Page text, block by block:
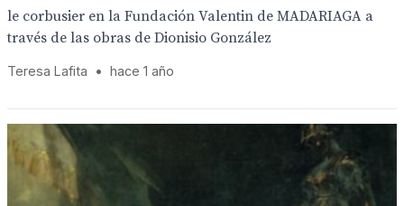
le corbusier en la Fundación Valentin de MADARIAGA a
través de las obras de Dionisio González
Teresa Lafita • hace 1 año